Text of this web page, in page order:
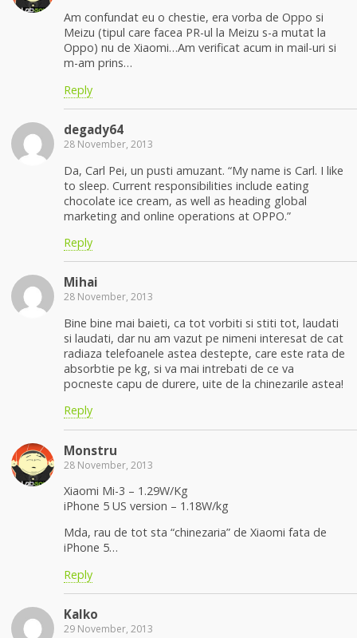
Am confundat eu o chestie, era vorba de Oppo si
Meizu (tipul care facea PR-ul la Meizu s-a mutat la
Oppo) nu de Xiaomi…Am verificat acum in mail-uri si
m-am prins…
Reply
degady64
28 November, 2013
Da, Carl Pei, un pusti amuzant. “My name is Carl. I like
to sleep. Current responsibilities include eating
chocolate ice cream, as well as heading global
marketing and online operations at OPPO.”
Reply
Mihai
28 November, 2013
Bine bine mai baieti, ca tot vorbiti si stiti tot, laudati
si laudati, dar nu am vazut pe nimeni interesat de cat
radiaza telefoanele astea destepte, care este rata de
absorbtie pe kg, si va mai intrebati de ce va
pocneste capu de durere, uite de la chinezarile astea!
Reply
Monstru
28 November, 2013
Xiaomi Mi-3 – 1.29W/Kg
iPhone 5 US version – 1.18W/kg
Mda, rau de tot sta “chinezaria” de Xiaomi fata de
iPhone 5…
Reply
Kalko
29 November, 2013